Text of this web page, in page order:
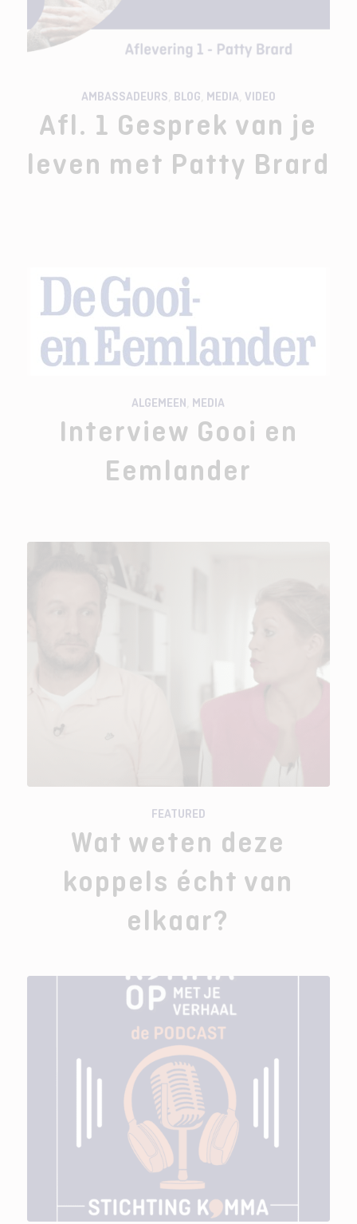
AMBASSADEURS BLOG MEDIA VIDEO
Afl. 1 Gesprek van je
leven met Patty Brard
ALGEMEEN MEDIA
Interview Gooi en
Eemlander
FEATURED
Wat weten deze
koppels écht van
elkaar?